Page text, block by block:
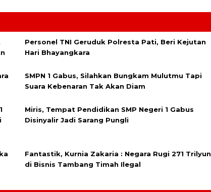
Personel TNI Geruduk Polresta Pati, Beri Kejutan
Hari Bhayangkara
SMPN 1 Gabus, Silahkan Bungkam Mulutmu Tapi
Suara Kebenaran Tak Akan Diam
Miris, Tempat Pendidikan SMP Negeri 1 Gabus
Disinyalir Jadi Sarang Pungli
Fantastik, Kurnia Zakaria : Negara Rugi 271 Trilyun
di Bisnis Tambang Timah Ilegal